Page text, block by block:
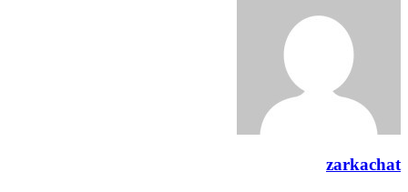
zarkachat